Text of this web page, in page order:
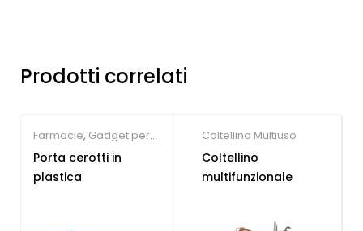
Prodotti correlati
Farmacie, Gadget per
la persona
Porta cerotti in
plastica
Coltellino Multiuso
Coltellino
multifunzionale